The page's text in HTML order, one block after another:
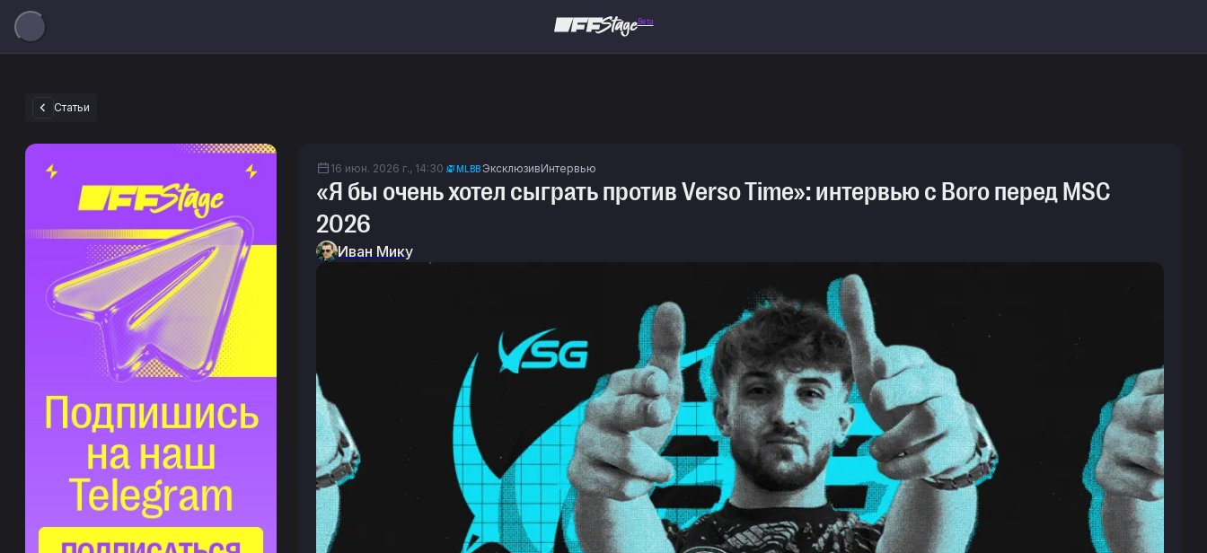
Beta
Статьи
16 июн. 2026 г., 14:30 MLBBЭксклюзивИнтервью
«Я бы очень хотел сыграть против Verso Time»: интервью с Boro перед MSC
2026
Иван Мику